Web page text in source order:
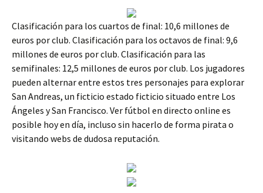
Clasificación para los cuartos de final: 10,6 millones de
euros por club. Clasificación para los octavos de final: 9,6
millones de euros por club. Clasificación para las
semifinales: 12,5 millones de euros por club. Los jugadores
pueden alternar entre estos tres personajes para explorar
San Andreas, un ficticio estado ficticio situado entre Los
Ángeles y San Francisco. Ver fútbol en directo online es
posible hoy en día, incluso sin hacerlo de forma pirata o
visitando webs de dudosa reputación.